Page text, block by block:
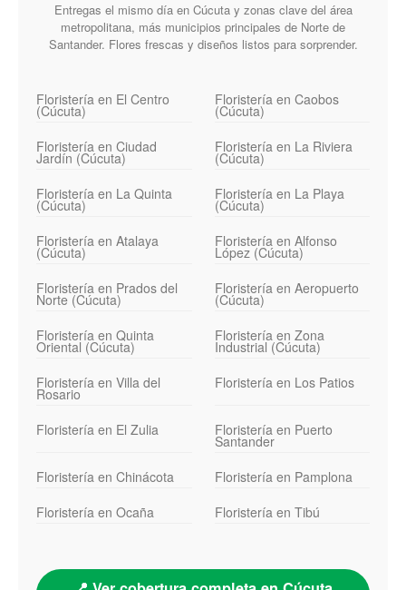
Entregas el mismo día en Cúcuta y zonas clave del área
metropolitana, más municipios principales de Norte de
Santander. Flores frescas y diseños listos para sorprender.
Floristería en El Centro
(Cúcuta)
Floristería en Caobos
(Cúcuta)
Floristería en Ciudad
Jardín (Cúcuta)
Floristería en La Riviera
(Cúcuta)
Floristería en La Quinta
(Cúcuta)
Floristería en La Playa
(Cúcuta)
Floristería en Atalaya
(Cúcuta)
Floristería en Alfonso
López (Cúcuta)
Floristería en Prados del
Norte (Cúcuta)
Floristería en Aeropuerto
(Cúcuta)
Floristería en Quinta
Oriental (Cúcuta)
Floristería en Zona
Industrial (Cúcuta)
Floristería en Villa del
Rosario
Floristería en Los Patios
Floristería en El Zulia Floristería en Puerto
Santander
Floristería en Chinácota
Floristería en Pamplona
Floristería en Ocaña
Floristería en Tibú